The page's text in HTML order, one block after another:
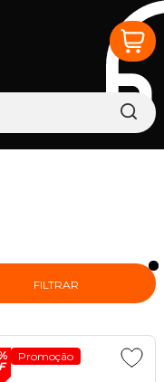
FILTRAR
Promoção